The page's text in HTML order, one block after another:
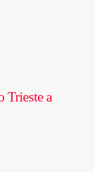
Trieste a